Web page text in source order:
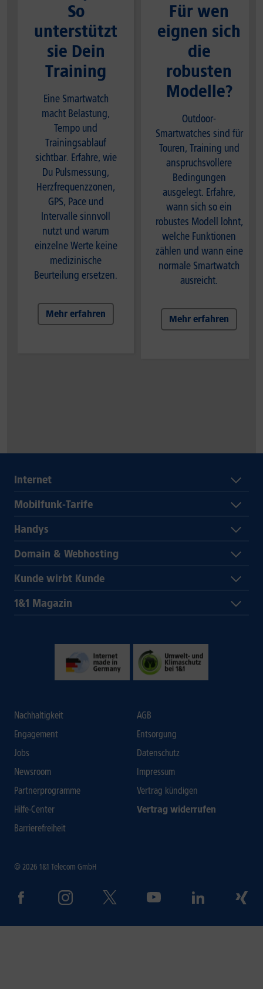
So
unterstützt
sie Dein
Training
Eine Smartwatch
macht Belastung,
Tempo und
Trainingsablauf
sichtbar. Erfahre, wie
Du Pulsmessung,
Herzfrequenzzonen,
GPS, Pace und
Intervalle sinnvoll
nutzt und warum
einzelne Werte keine
medizinische
Beurteilung ersetzen.
Mehr erfahren
Für wen
eignen sich
die
robusten
Modelle?
Outdoor-
Smartwatches sind für
Touren, Training und
anspruchsvollere
Bedingungen
ausgelegt. Erfahre,
wann sich so ein
robustes Modell lohnt,
welche Funktionen
zählen und wann eine
normale Smartwatch
ausreicht.
Mehr erfahren
Internet
Mobilfunk-Tarife
Handys
Domain & Webhosting
Kunde wirbt Kunde
1&1 Magazin
Nachhaltigkeit
Engagement
Jobs
Newsroom
Partnerprogramme
Hilfe-Center
Barrierefreiheit
AGB
Entsorgung
Datenschutz
Impressum
Vertrag kündigen
Vertrag widerrufen
© 2026 1&1 Telecom GmbH